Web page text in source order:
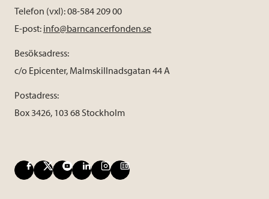
Telefon (vxl): 08-584 209 00
E-post: info@barncancerfonden.se
Besöksadress:
c/o Epicenter, Malmskillnadsgatan 44 A
Postadress:
Box 3426, 103 68 Stockholm
F
X
Y
L
I
B